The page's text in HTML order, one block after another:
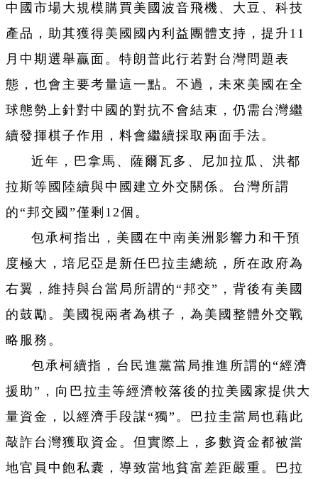
中國市場大規模購買美國波音飛機、大豆、科技
產品，助其獲得美國國內利益團體支持，提升11
月中期選舉贏面。特朗普此行若對台灣問題表
態，也會主要考量這一點。不過，未來美國在全
球態勢上針對中國的對抗不會結束，仍需台灣繼
續發揮棋子作用，料會繼續採取兩面手法。
近年，巴拿馬、薩爾瓦多、尼加拉瓜、洪都
拉斯等國陸續與中國建立外交關係。台灣所謂
的“邦交國”僅剩12個。
包承柯指出，美國在中南美洲影響力和干預
度極大，培尼亞是新任巴拉圭總統，所在政府為
右翼，維持與台當局所謂的“邦交”，背後有美國
的鼓勵。美國視兩者為棋子，為美國整體外交戰
略服務。
包承柯續指，台民進黨當局推進所謂的“經濟
援助”，向巴拉圭等經濟較落後的拉美國家提供大
量資金，以經濟手段謀“獨”。巴拉圭當局也藉此
敲詐台灣獲取資金。但實際上，多數資金都被當
地官員中飽私囊，導致當地貧富差距嚴重。巴拉